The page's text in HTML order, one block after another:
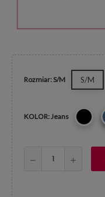
Rozmiar: S/M S/M
KOLOR: Jeans